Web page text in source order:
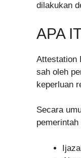
dilakukan
APA
Attestation
sah oleh
keperluan
Secara